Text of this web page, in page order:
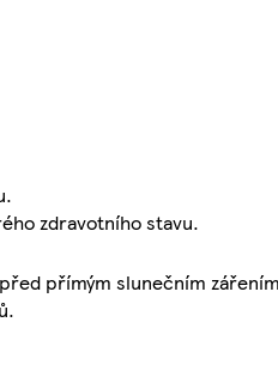
zdravotního stavu.
přímým slunečním